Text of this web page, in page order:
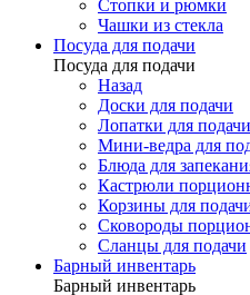
Стопки и рюмки
Чашки из стекла
Посуда для подачи
Посуда для подачи
Назад
Доски для подачи
Лопатки для подачи
Мини-ведра для
Блюда для
Кастрюли
Корзины для
Сковороды
Сланцы для подачи
Барный инвентарь
Барный инвентарь